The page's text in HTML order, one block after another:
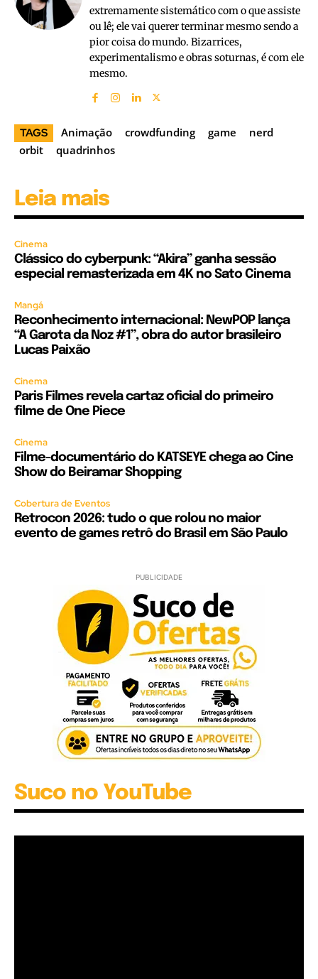
extremamente sistemático com o que assiste
ou lê; ele vai querer terminar mesmo sendo a
pior coisa do mundo. Bizarrices,
experimentalismo e obras soturnas, é com ele
mesmo.
TAGS Animação crowdfunding game
nerd
orbit
quadrinhos
Leia mais
Cinema
Clássico do cyberpunk: “Akira” ganha sessão
especial remasterizada em 4K no Sato Cinema
Mangá
Reconhecimento internacional: NewPOP lança
“A Garota da Noz #1”, obra do autor brasileiro
Lucas Paixão
Cinema
Paris Filmes revela cartaz oficial do primeiro
filme de One Piece
Cinema
Filme-documentário do KATSEYE chega ao Cine
Show do Beiramar Shopping
Cobertura de Eventos
Retrocon 2026: tudo o que rolou no maior
evento de games retrô do Brasil em São Paulo
PUBLICIDADE
Suco no YouTube